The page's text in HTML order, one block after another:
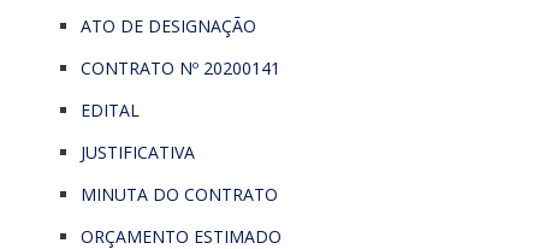
ATO DE DESIGNAÇÃO
CONTRATO Nº 20200141
EDITAL
JUSTIFICATIVA
MINUTA DO CONTRATO
ORÇAMENTO ESTIMADO